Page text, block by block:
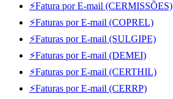
⚡Fatura por E-mail (CERMISSÕES)
⚡Faturas por E-mail (COPREL)
⚡Faturas por E-mail (SULGIPE)
⚡Faturas por E-mail (DEMEI)
⚡Faturas por E-mail (CERTHIL)
⚡Faturas por E-mail (CERRP)